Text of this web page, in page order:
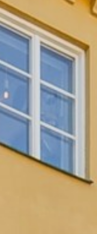
Om oss
Vårt team
Jobba med oss